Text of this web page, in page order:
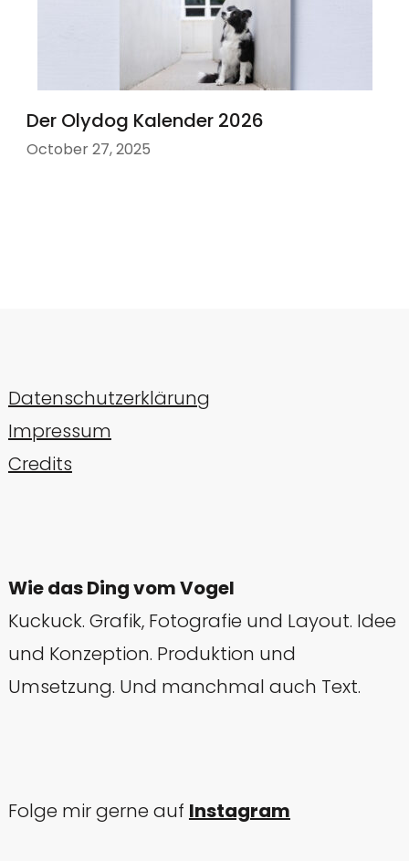
Der Olydog Kalender 2026
October 27, 2025
Datenschutzerklärung
Impressum
Credits
Wie das Ding vom Vogel
Kuckuck. Grafik, Fotografie und Layout. Idee
und Konzeption. Produktion und
Umsetzung. Und manchmal auch Text.
Folge mir gerne auf Instagram